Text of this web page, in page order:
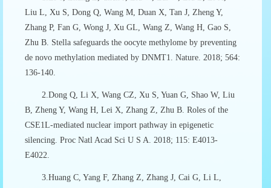
Liu L, Xu S, Dong Q, Wang M, Duan X, Tan J, Zheng Y,
Zhang P, Fan G, Wong J, Xu GL, Wang Z, Wang H, Gao S,
Zhu B. Stella safeguards the oocyte methylome by preventing
de novo methylation mediated by DNMT1. Nature. 2018; 564:
136-140.
2.Dong Q, Li X, Wang CZ, Xu S, Yuan G, Shao W, Liu
B, Zheng Y, Wang H, Lei X, Zhang Z, Zhu B. Roles of the
CSE1L-mediated nuclear import pathway in epigenetic
silencing. Proc Natl Acad Sci U S A. 2018; 115: E4013-
E4022.
3.Huang C, Yang F, Zhang Z, Zhang J, Cai G, Li L,